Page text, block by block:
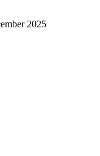
2025